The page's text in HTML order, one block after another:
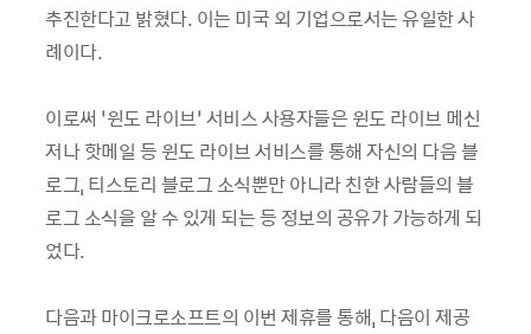
추진한다고 밝혔다. 이는 미국 외 기업으로서는 유일한 사
례이다.
이로써 ‘윈도 라이브’ 서비스 사용자들은 윈도 라이브 메신
저나 핫메일 등 윈도 라이브 서비스를 통해 자신의 다음 블
로그, 티스토리 블로그 소식뿐만 아니라 친한 사람들의 블
로그 소식을 알 수 있게 되는 등 정보의 공유가 가능하게 되
었다.
다음과 마이크로소프트의 이번 제휴를 통해, 다음이 제공